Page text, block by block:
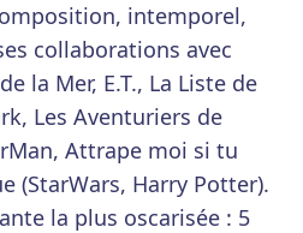
intemporel,
collaborations avec
la Mer, E.T., La Liste de
Les Aventuriers de
Attrape moi si tu
(StarWars, Harry Potter).
la plus oscarisée : 5